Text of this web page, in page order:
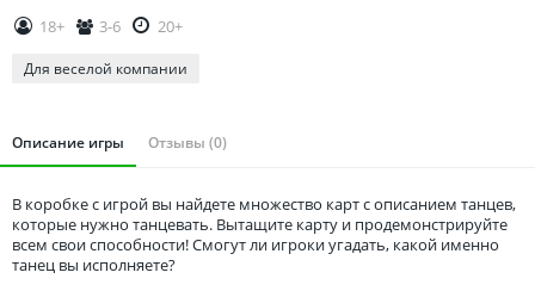
Удмуртия
Ульяновская область
18+ 3-6 20+
Для веселой компании
Описание игры Отзывы (0)
В коробке с игрой вы найдете множество карт с описанием танцев,
которые нужно танцевать. Вытащите карту и продемонстрируйте
всем свои способности! Смогут ли игроки угадать, какой именно
танец вы исполняете?